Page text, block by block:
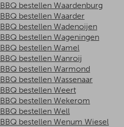
BBQ bestellen Waardenburg
BBQ bestellen Waarder
BBQ bestellen Wadenoijen
BBQ bestellen Wageningen
BBQ bestellen Wamel
BBQ bestellen Wanroij
BBQ bestellen Warmond
BBQ bestellen Wassenaar
BBQ bestellen Weert
BBQ bestellen Wekerom
BBQ bestellen Well
BBQ bestellen Wenum Wiesel